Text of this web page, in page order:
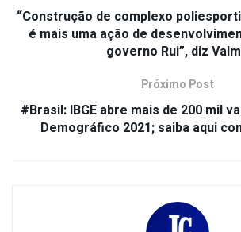
“Construção de complexo
é mais uma ação de
governo Rui”, diz
Próximo Post
#Brasil: IBGE abre mais de 200 mil
Demográfico 2021; saiba aqui